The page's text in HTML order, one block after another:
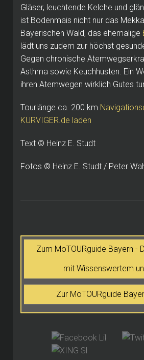
Gläser, leuchtende Kelche und
ist Bodenmais nicht nur das
Bayerischen Wald, das ehemalige
lädt uns zudem zur höchst
Gegen chronische
Asthma sowie Keuchhusten. Ein
ihren Atemwegen wirklich Gutes
Tourlänge ca. 200 km
KURVIGER.de laden
Text © Heinz E. Studt
Fotos © Heinz E. Studt / Peter
Zum MoTOURguide Bayern -
mit Wissenswertem
Zur MoTOURguide